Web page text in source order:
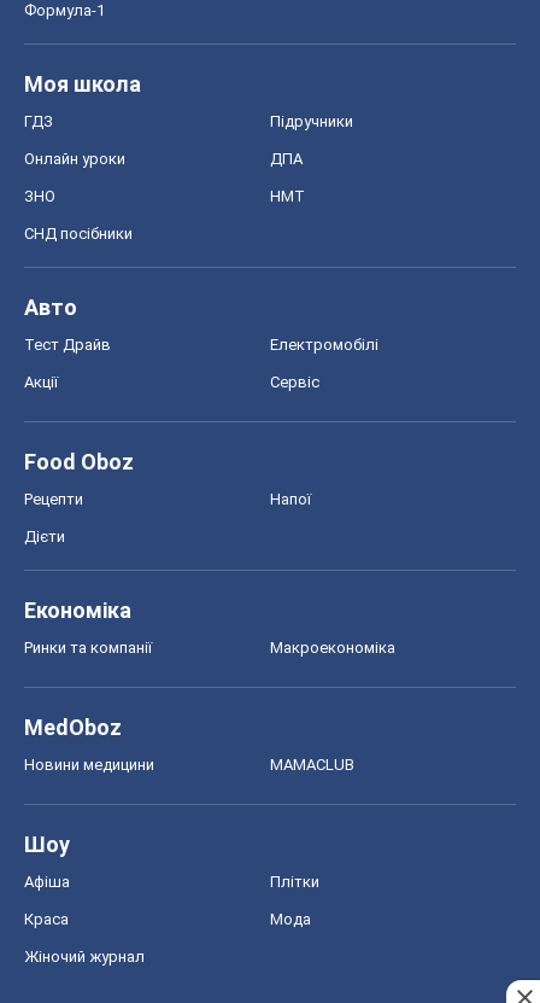
Формула-1
Моя школа
ГДЗ Підручники
Онлайн уроки ДПА
ЗНО НМТ
СНД посібники
Авто
Тест Драйв Електромобілі
Акції Сервіс
Food Oboz
Рецепти Напої
Дієти
Економіка
Ринки та компанії Макроекономіка
MedOboz
Новини медицини MAMACLUB
Шоу
Афіша Плітки
Краса Мода
Жіночий журнал